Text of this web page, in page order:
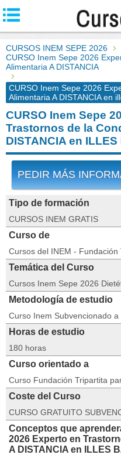
CURSOS INEM SEPE 2026
CURSO Inem Sepe 2026
Alimentaria A DISTANCIA
CURSO Inem Sepe 2026
Alimentaria A DISTANCIA en
CURSO Inem Sepe
Trastornos de la
DISTANCIA en
PEDIR MÁS
Tipo de formación
CURSOS INEM GRATIS
Curso de
Cursos del INEM - Fundación
Temática del Curso
Cursos Inem Sepe 2026
Metodología de estudio
Curso Inem Subvencionado a
Horas de estudio
180 horas
Curso orientado a
Curso Fundación Tripartita
Coste del Curso
CURSO GRATUITO
Conceptos que
2026 Experto en
A DISTANCIA en ILLES